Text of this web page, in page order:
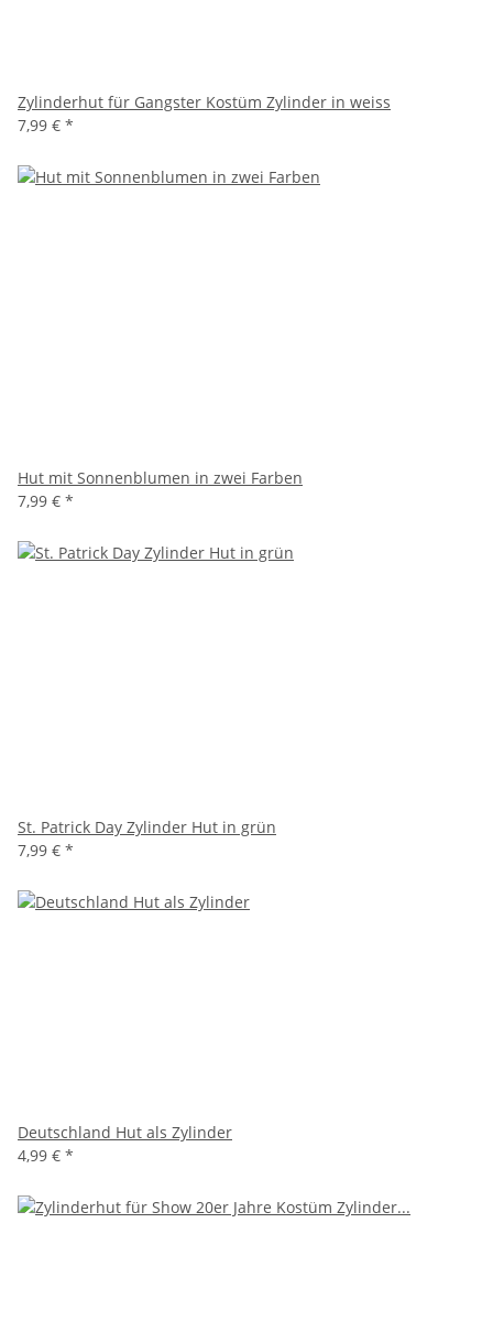
Zylinderhut für Gangster Kostüm Zylinder in weiss
7,99 € *
Hut mit Sonnenblumen in zwei Farben
7,99 € *
St. Patrick Day Zylinder Hut in grün
7,99 € *
Deutschland Hut als Zylinder
4,99 € *